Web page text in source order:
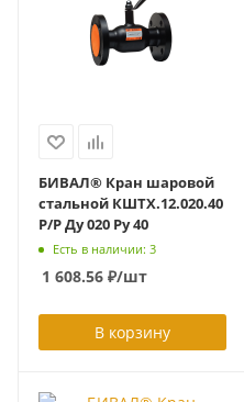
БИВАЛ® Кран шаровой
стальной КШТХ.12.020.40
Р/Р Ду 020 Ру 40
Есть в наличии: 3
1 608.56 ₽/шт
В корзину